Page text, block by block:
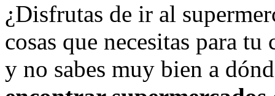
¿Disfrutas de ir al
cosas que necesitas para tu
y no sabes muy bien a